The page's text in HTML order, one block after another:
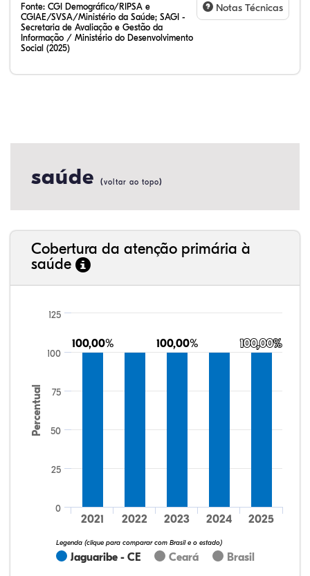
Fonte: CGI Demográfico/RIPSA e
CGIAE/SVSA/Ministério da Saúde; SAGI -
Secretaria de Avaliação e Gestão da
Informação / Ministério do Desenvolvimento
Social (2025)
Notas Técnicas
saúde (voltar ao topo)
Cobertura da atenção primária à
saúde
Percentual
100,00%
100,00% 100,00%
100,00% 100,00%
100,00%
Jaguaribe - CE Ceará Brasil
Legenda (clique para comparar com Brasil e o estado)
2021 2022 2023 2024 2025
0
25
50
75
100
125